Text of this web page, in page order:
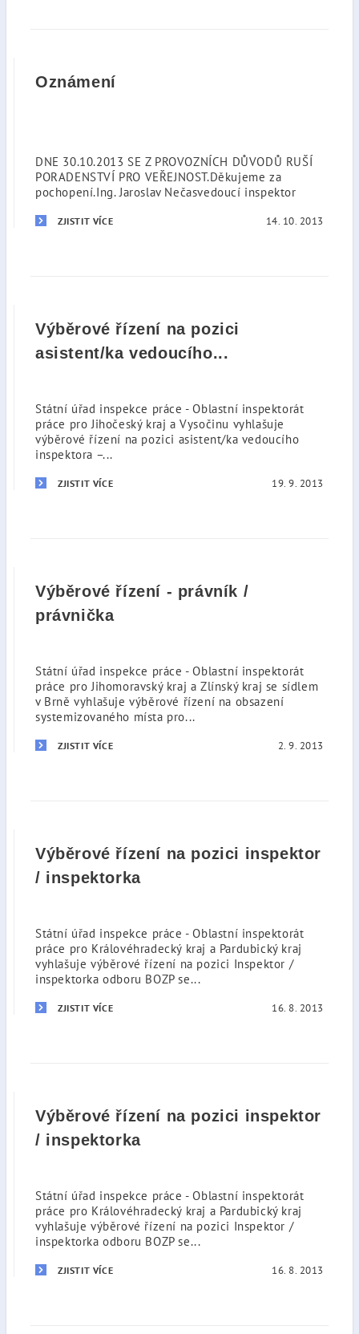
Oznámení
DNE 30.10.2013 SE Z PROVOZNÍCH DŮVODŮ RUŠÍ
PORADENSTVÍ PRO VEŘEJNOST.Děkujeme za
pochopení.Ing. Jaroslav Nečasvedoucí inspektor
ZJISTIT VÍCE 14. 10. 2013
Výběrové řízení na pozici
asistent/ka vedoucího...
Státní úřad inspekce práce - Oblastní inspektorát
práce pro Jihočeský kraj a Vysočinu vyhlašuje
výběrové řízení na pozici asistent/ka vedoucího
inspektora –...
ZJISTIT VÍCE 19. 9. 2013
Výběrové řízení - právník /
právnička
Státní úřad inspekce práce - Oblastní inspektorát
práce pro Jihomoravský kraj a Zlínský kraj se sídlem
v Brně vyhlašuje výběrové řízení na obsazení
systemizovaného místa pro...
ZJISTIT VÍCE 2. 9. 2013
Výběrové řízení na pozici inspektor
/ inspektorka
Státní úřad inspekce práce - Oblastní inspektorát
práce pro Královéhradecký kraj a Pardubický kraj
vyhlašuje výběrové řízení na pozici Inspektor /
inspektorka odboru BOZP se...
ZJISTIT VÍCE 16. 8. 2013
Výběrové řízení na pozici inspektor
/ inspektorka
Státní úřad inspekce práce - Oblastní inspektorát
práce pro Královéhradecký kraj a Pardubický kraj
vyhlašuje výběrové řízení na pozici Inspektor /
inspektorka odboru BOZP se...
ZJISTIT VÍCE 16. 8. 2013